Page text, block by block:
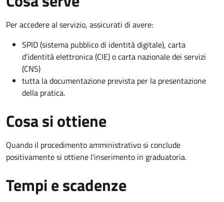
Per accedere al servizio, assicurati di avere:
SPID (sistema pubblico di identità digitale), carta
d’identità elettronica (CIE) o carta nazionale dei servizi
(CNS)
tutta la documentazione prevista per la presentazione
della pratica.
Cosa si ottiene
Quando il procedimento amministrativo si conclude
positivamente si ottiene l'inserimento in graduatoria.
Tempi e scadenze